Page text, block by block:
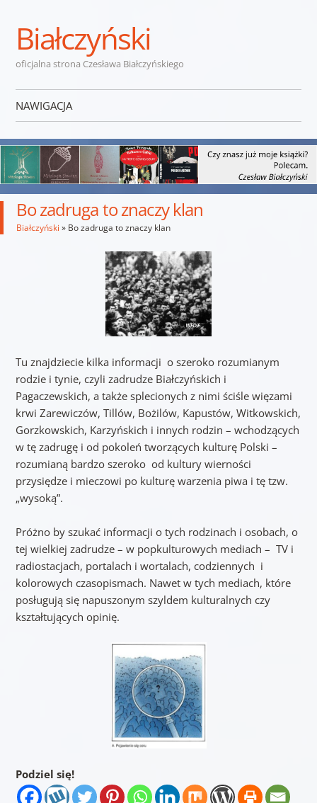
Białczyński
oficjalna strona Czesława Białczyńskiego
NAWIGACJA
Bo zadruga to znaczy klan
Białczyński » Bo zadruga to znaczy klan
Tu znajdziecie kilka informacji o szeroko rozumianym
rodzie i tynie, czyli zadrudze Białczyńskich i
Pagaczewskich, a także splecionych z nimi ściśle więzami
krwi Zarewiczów, Tillów, Bożilów, Kapustów, Witkowskich,
Gorzkowskich, Karzyńskich i innych rodzin – wchodzących
w tę zadrugę i od pokoleń tworzących kulturę Polski –
rozumianą bardzo szeroko od kultury wierności
przysiędze i mieczowi po kulturę warzenia piwa i tę tzw.
„wysoką”.
Próżno by szukać informacji o tych rodzinach i osobach, o
tej wielkiej zadrudze – w popkulturowych mediach – TV i
radiostacjach, portalach i wortalach, codziennych i
kolorowych czasopismach. Nawet w tych mediach, które
posługują się napuszonym szyldem kulturalnych czy
kształtujących opinię.
Podziel się!